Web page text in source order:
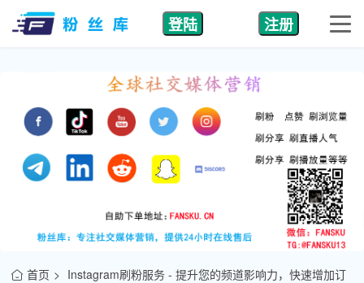
登陆 注册
首页
Instagram刷粉服务 - 提升您的频道影响力，快速增加订